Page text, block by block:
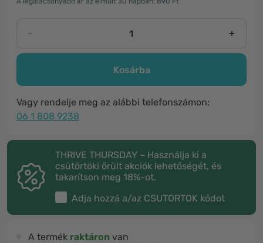
- +
Kosárba
Vagy rendelje meg az alábbi telefonszámon:
06 1 808 9238
THRIVE THURSDAY – Használja ki a
csütörtöki őrült akciók lehetőségét, és
takarítson meg 18%-ot.
Adja hozzá a/az CSUTORTOK kódot
A termék raktáron van